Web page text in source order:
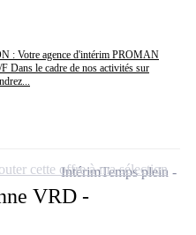
: Votre agence d'intérim PROMAN
Dans le cadre de nos activités sur
VRD -
IntérimTemps plein
cette offre à ma sélection